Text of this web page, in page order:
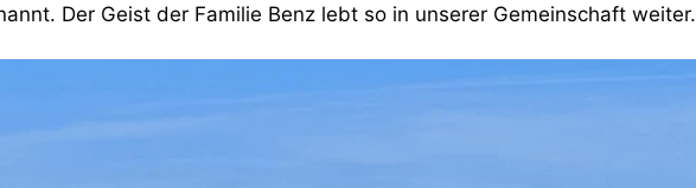
Der Geist der Familie Benz lebt so in unserer Gemeinschaft weiter.